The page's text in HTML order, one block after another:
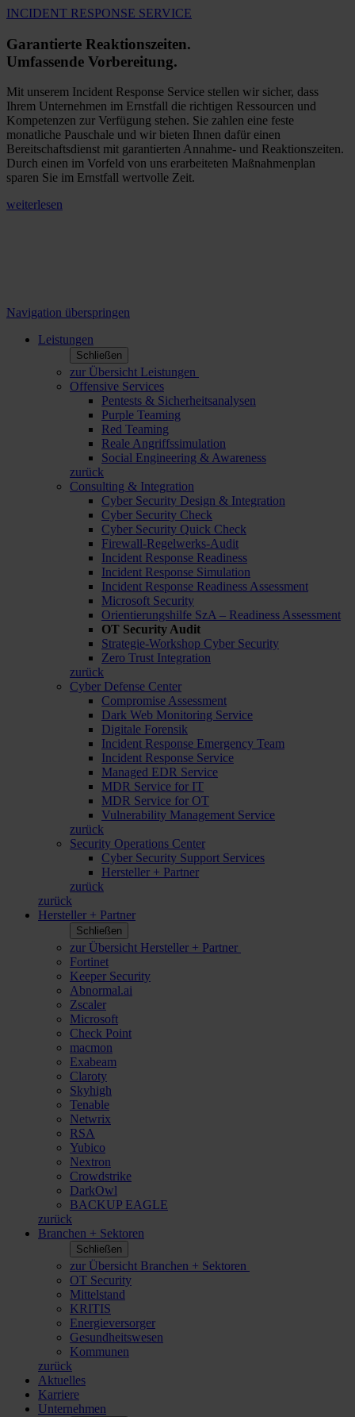
INCIDENT RESPONSE SERVICE
Garantierte Reaktionszeiten.
Umfassende Vorbereitung.
Mit unserem Incident Response Service stellen wir sicher, dass
Ihrem Unternehmen im Ernstfall die richtigen Ressourcen und
Kompetenzen zur Verfügung stehen. Sie zahlen eine feste
monatliche Pauschale und wir bieten Ihnen dafür einen
Bereitschaftsdienst mit garantierten Annahme- und Reaktionszeiten.
Durch einen im Vorfeld von uns erarbeiteten Maßnahmenplan
sparen Sie im Ernstfall wertvolle Zeit.
weiterlesen
Navigation überspringen
Leistungen
Schließen
zur Übersicht Leistungen
Offensive Services
Pentests & Sicherheitsanalysen
Purple Teaming
Red Teaming
Reale Angriffssimulation
Social Engineering & Awareness
zurück
Consulting & Integration
Cyber Security Design & Integration
Cyber Security Check
Cyber Security Quick Check
Firewall-Regelwerks-Audit
Incident Response Readiness
Incident Response Simulation
Incident Response Readiness Assessment
Microsoft Security
Orientierungshilfe SzA – Readiness Assessment
OT Security Audit
Strategie-Workshop Cyber Security
Zero Trust Integration
zurück
Cyber Defense Center
Compromise Assessment
Dark Web Monitoring Service
Digitale Forensik
Incident Response Emergency Team
Incident Response Service
Managed EDR Service
MDR Service for IT
MDR Service for OT
Vulnerability Management Service
zurück
Security Operations Center
Cyber Security Support Services
Hersteller + Partner
zurück
zurück
Hersteller + Partner
Schließen
zur Übersicht Hersteller + Partner
Fortinet
Keeper Security
Abnormal.ai
Zscaler
Microsoft
Check Point
macmon
Exabeam
Claroty
Skyhigh
Tenable
Netwrix
RSA
Yubico
Nextron
Crowdstrike
DarkOwl
BACKUP EAGLE
zurück
Branchen + Sektoren
Schließen
zur Übersicht Branchen + Sektoren
OT Security
Mittelstand
KRITIS
Energieversorger
Gesundheitswesen
Kommunen
zurück
Aktuelles
Karriere
Unternehmen